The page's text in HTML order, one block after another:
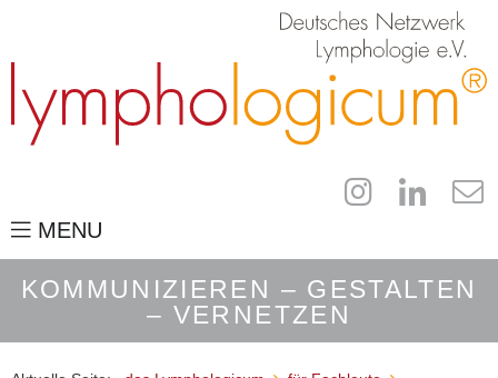
MENU
das Lymphologicum
KOMMUNIZIEREN – GESTALTEN
– VERNETZEN